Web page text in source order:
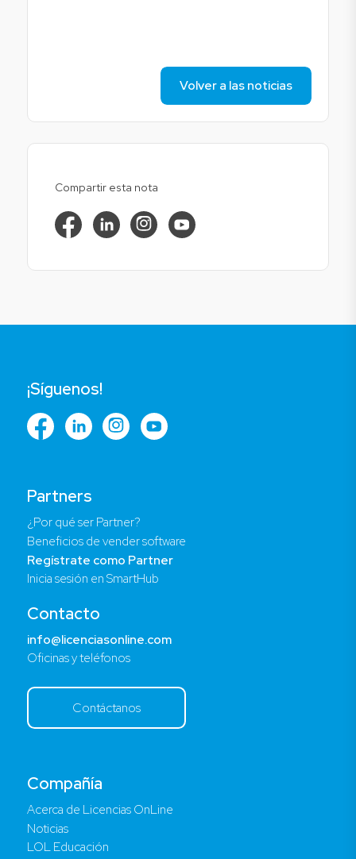
Volver a las noticias
Compartir esta nota
Compañía
Acerca de Licencias OnLine
Noticias
LOL Educación
Partners
¿Por qué ser Partner?
Beneficios de vender software
Regístrate como Partner
Inicia sesión en SmartHub
Contacto
info@licenciasonline.com
Oficinas y teléfonos
Contáctanos
¡Síguenos!